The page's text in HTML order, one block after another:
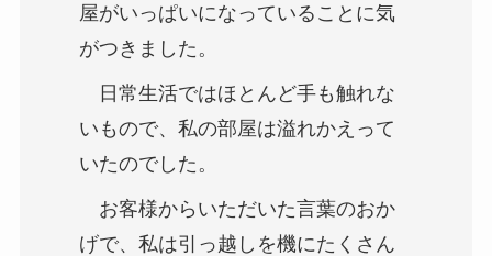
屋がいっぱいになっていることに気
がつきました。
日常生活ではほとんど手も触れな
いもので、私の部屋は溢れかえって
いたのでした。
お客様からいただいた言葉のおか
げで、私は引っ越しを機にたくさん